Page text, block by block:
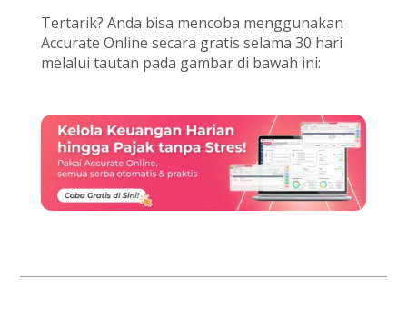
Tertarik? Anda bisa mencoba menggunakan
Accurate Online secara gratis selama 30 hari
melalui tautan pada gambar di bawah ini: